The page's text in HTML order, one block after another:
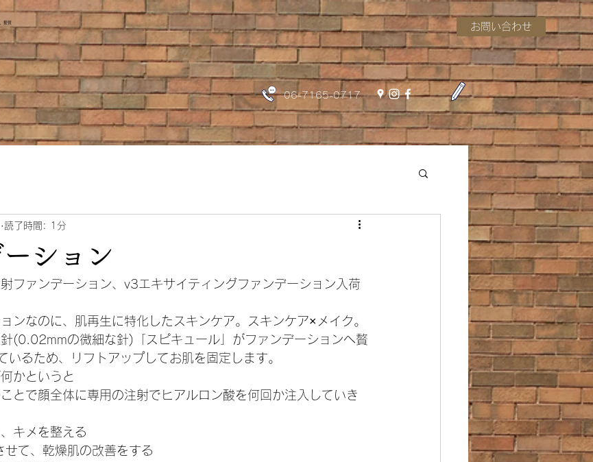
髪質
お問い合わせ
06-7165-0717
ション
読了時間: 1分
ファンデーション、v3エキサイティングファンデーション入荷
ンなのに、肌再生に特化したスキンケア。スキンケア×メイク。
(0.02mmの微細な針)「スピキュール」がファンデーションへ贅
るため、リフトアップしてお肌を固定します。
かというと
とで顔全体に専用の注射でヒアルロン酸を何回か注入していき
キメを整える
せて、乾燥肌の改善をする